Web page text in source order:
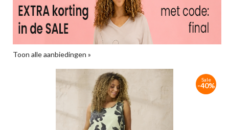
Toon alle aanbiedingen »
Sale
-40%